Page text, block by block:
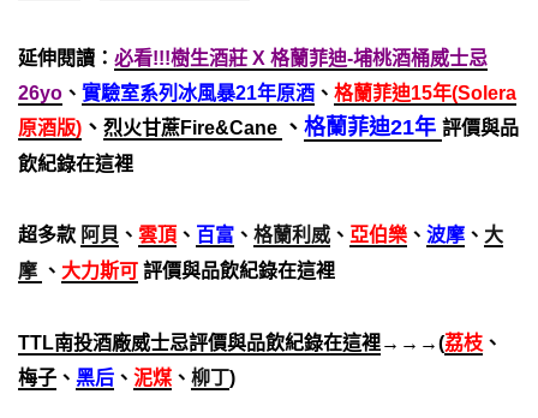
延伸閱讀： 必看!!!樹生酒莊 X 格蘭菲迪-埔桃酒桶威士忌
26yo 、 實驗室系列冰風暴21年原酒 、 格蘭菲迪15年(Solera
原酒版) 、 烈火甘蔗Fire&Cane 、 格蘭菲迪21年 評價與品
飲紀錄在這裡
超多款 阿貝 、 雲頂 、 百富 、 格蘭利威 、 亞伯樂 、 波摩 、 大
摩 、 大力斯可 評價與品飲紀錄在這裡
TTL南投酒廠威士忌評價與品飲紀錄在這裡→→→(荔枝 、
梅子 、 黑后 、 泥煤 、 柳丁)